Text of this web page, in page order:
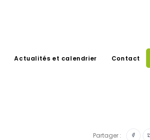
Actualités et calendrier Contact
Partager :